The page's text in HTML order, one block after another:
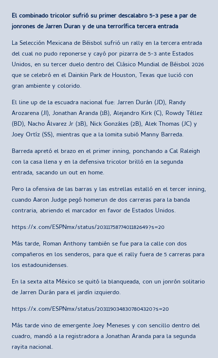
El combinado tricolor sufrió su primer descalabro 5-3 pese a par de
jonrones de Jarren Duran y de una terrorífica tercera entrada
La Selección Mexicana de Béisbol sufrió un rally en la tercera entrada
del cual no pudo reponerse y cayó por pizarra de 5-3 ante Estados
Unidos, en su tercer duelo dentro del Clásico Mundial de Béisbol 2026
que se celebró en el Dainkin Park de Houston, Texas que lució con
gran ambiente y colorido.
El line up de la escuadra nacional fue: Jarren Durán (JD), Randy
Arozarena (JI), Jonathan Aranda (1B), Alejandro Kirk (C), Rowdy Téllez
(BD), Nacho Álvarez Jr (3B), Nick Gonzáles (2B), Alek Thomas (JC) y
Joey Ortíz (SS), mientras que a la lomita subió Manny Barreda.
Barreda apretó el brazo en el primer inning, ponchando a Cal Raleigh
con la casa llena y en la defensiva tricolor brilló en la segunda
entrada, sacando un out en home.
Pero la ofensiva de las barras y las estrellas estalló en el tercer inning,
cuando Aaron Judge pegó homerun de dos carreras para la banda
contraria, abriendo el marcador en favor de Estados Unidos.
https://x.com/ESPNmx/status/2031175877401182649?s=20
Más tarde, Roman Anthony también se fue para la calle con dos
compañeros en los senderos, para que el rally fuera de 5 carreras para
los estadounidenses.
En la sexta alta México se quitó la blanqueada, con un jonrón solitario
de Jarren Durán para el jardín izquierdo.
https://x.com/ESPNmx/status/2031190348307804320?s=20
Más tarde vino de emergente Joey Meneses y con sencillo dentro del
cuadro, mandó a la registradora a Jonathan Aranda para la segunda
rayita nacional.